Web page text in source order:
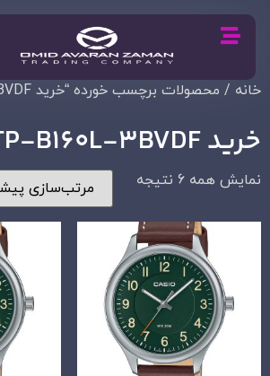
خانه / محصولات برچسب خورده “خرید MTP-B160L-3BVDF”
خرید MTP-B160L-3BVDF
نمایش همه 6 نتیجه